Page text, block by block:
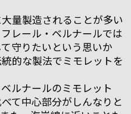
量製造されることが多い
レール・ベルナールでは
守りたいという思いか
的な製法でミモレットを
ルナールのミモレット
て中心部分がしんなりと